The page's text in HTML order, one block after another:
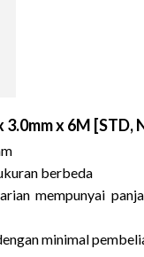
x 6M [STD,
berbeda
mempunyai
minimal